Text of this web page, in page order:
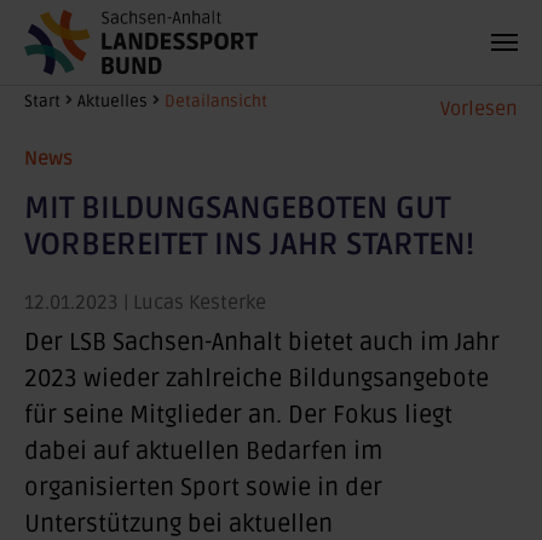
Zum Hauptinhalt springen Vorlesen
Sie sind hier:
Start Aktuelles Detailansicht
News
MIT BILDUNGSANGEBOTEN GUT
VORBEREITET INS JAHR STARTEN!
12.01.2023 | Lucas Kesterke
Der LSB Sachsen-Anhalt bietet auch im Jahr
2023 wieder zahlreiche Bildungsangebote
für seine Mitglieder an. Der Fokus liegt
dabei auf aktuellen Bedarfen im
organisierten Sport sowie in der
Unterstützung bei aktuellen